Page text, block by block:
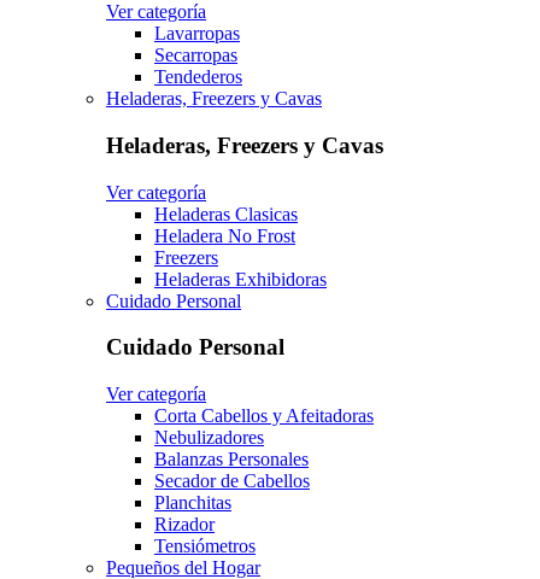
Ver categoría
Lavarropas
Secarropas
Tendederos
Heladeras, Freezers y Cavas
Heladeras, Freezers y Cavas
Ver categoría
Heladeras Clasicas
Heladera No Frost
Freezers
Heladeras Exhibidoras
Cuidado Personal
Cuidado Personal
Ver categoría
Corta Cabellos y Afeitadoras
Nebulizadores
Balanzas Personales
Secador de Cabellos
Planchitas
Rizador
Tensiómetros
Pequeños del Hogar